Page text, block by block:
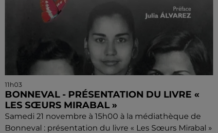
11h03
BONNEVAL - PRÉSENTATION DU LIVRE «
LES SŒURS MIRABAL »
Samedi 21 novembre à 15h00 à la médiathèque de
Bonneval : présentation du livre « Les Sœurs Mirabal »